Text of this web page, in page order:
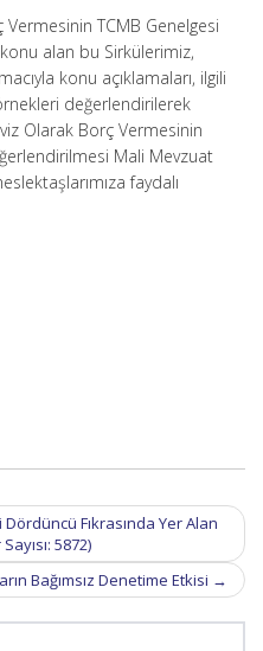
TCMB Genelgesi
alan bu Sirkülerimiz,
konu açıklamaları, ilgili
değerlendirilerek
Olarak Borç Vermesinin
Mali Mevzuat
faydalı
Fıkrasında Yer Alan
5872)
Bağımsız Denetime Etkisi →